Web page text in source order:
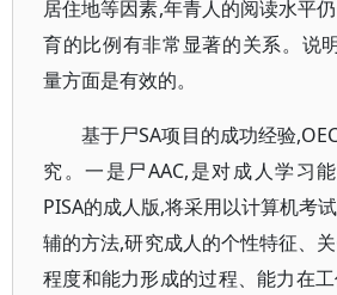
居住地等因素,年青人的阅读水平
育的比例有非常显著的关系。说
量方面是有效的。
基于尸SA项目的成功经验
究。一是尸AAC,是对成人学习
PISA的成人版,将采用以计算机考
辅的方法,研究成人的个性特征、
程度和能力形成的过程、能力在